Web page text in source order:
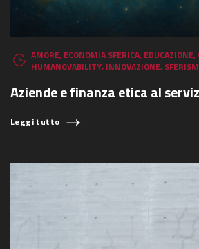
AMORE, ECONOMIA SFERICA, EDUCAZIONE,
HUMANOVABILITY, INNOVAZIONE,
Aziende e finanza etica al
Leggi tutto